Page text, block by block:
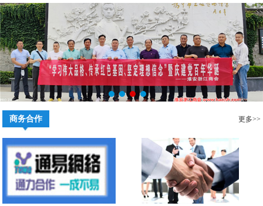
商务合作 更多>>